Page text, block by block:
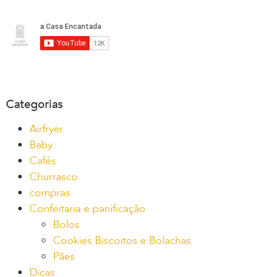
Categorias
Airfryer
Baby
Cafés
Churrasco
compras
Confeitaria e panificação
Bolos
Cookies Biscoitos e Bolachas
Pães
Dicas